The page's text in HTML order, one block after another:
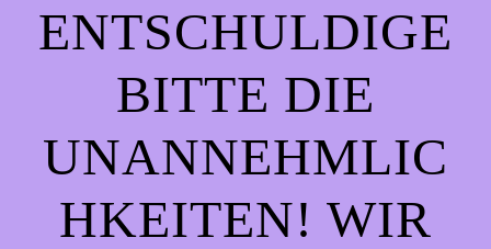
ENTSCHULDIGE
BITTE DIE
UNANNEHMLIC
HKEITEN! WIR